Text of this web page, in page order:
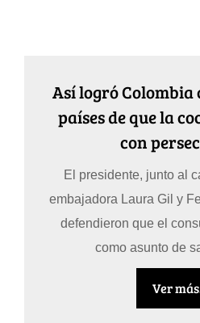
Así logró Colombia
países de que la
con
El presidente, junto al
embajadora Laura Gil y
defendieron que el
como asunto de
Ver